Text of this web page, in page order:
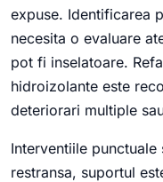
expuse. Identificarea
necesita o evaluare
pot fi inselatoare.
hidroizolante este
deteriorari multiple
Interventiile
restransa, suportul